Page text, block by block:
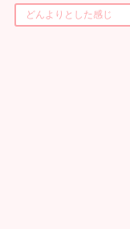
どんよりとした感じ